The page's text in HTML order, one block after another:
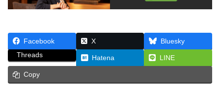
Facebook X
Bluesky
Threads
Hatena LINE
Copy